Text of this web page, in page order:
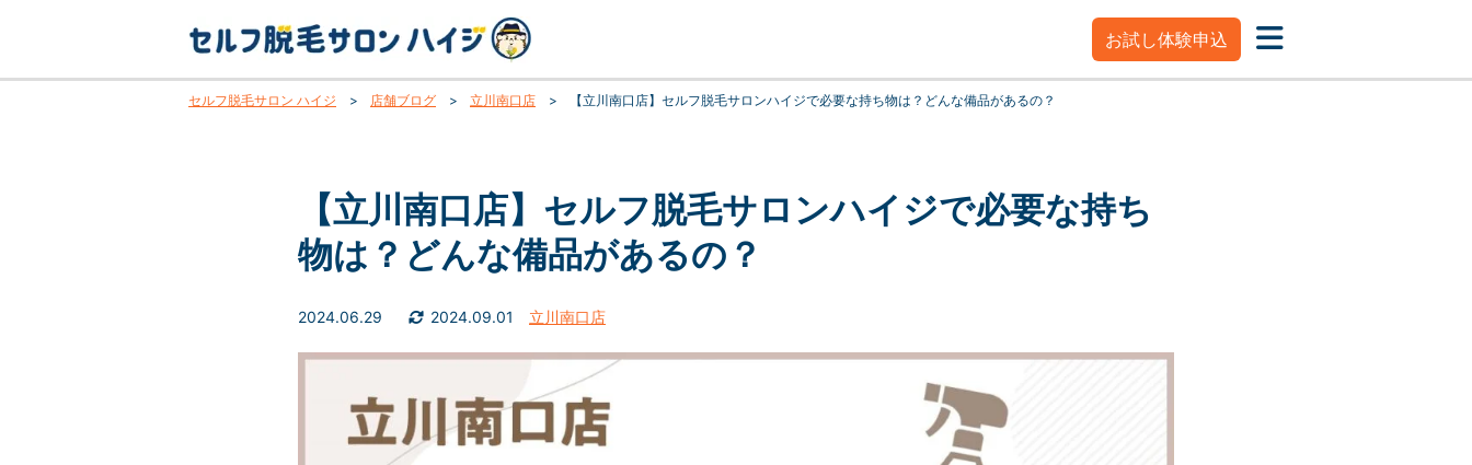
お試し体験申込
セルフ脱毛サロン ハイジ > 店舗ブログ > 立川南口店 > 【立川南口店】セルフ脱毛サロンハイジで必要な持ち物は？どんな備品があるの？
【立川南口店】セルフ脱毛サロンハイジで必要な持ち
物は？どんな備品があるの？
2024.06.29 2024.09.01 立川南口店